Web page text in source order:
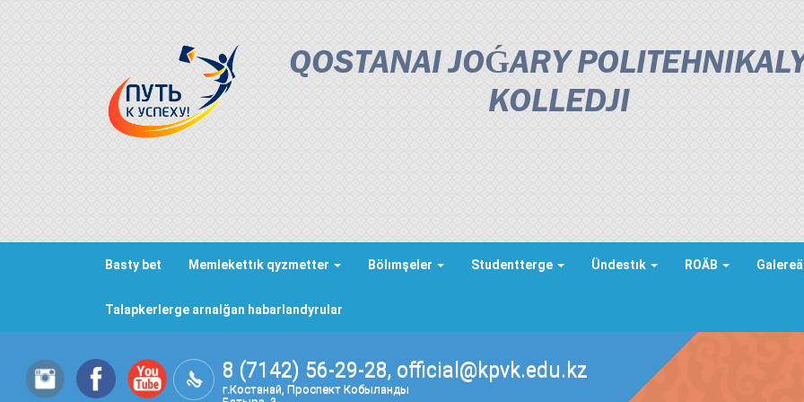
QOSTANAI JOǴARY
KOLLEDJІ
Basty bet Memlekettık qyzmetter Bölımşeler Studentterge Ündestık ROÄB Galereä
Talapkerlerge arnalğan habarlandyrular
8 (7142) 56-29-28, official@kpvk.edu.kz
г.Костанай, Проспект Кобыланды